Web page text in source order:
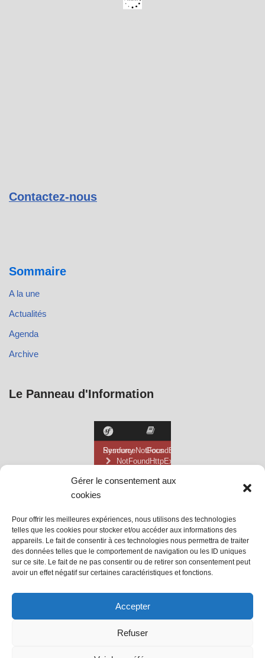
Gérer le consentement aux
cookies
Pour offrir les meilleures expériences, nous utilisons des technologies
telles que les cookies pour stocker et/ou accéder aux informations des
appareils. Le fait de consentir à ces technologies nous permettra de traiter
des données telles que le comportement de navigation ou les ID uniques
sur ce site. Le fait de ne pas consentir ou de retirer son consentement peut
avoir un effet négatif sur certaines caractéristiques et fonctions.
Accepter
Refuser
Contactez-nous
Sommaire
A la une
Actualités
Agenda
Archive
Le Panneau d'Information
@ Mairie de Grainville la Teinturière
Site propulsé par Tambour de Ville